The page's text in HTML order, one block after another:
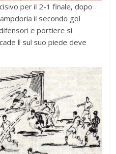
per il 2-1 finale, dopo
il secondo gol
e portiere si
lì sul suo piede deve